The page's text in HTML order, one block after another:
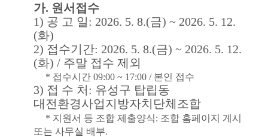
가. 원서접수
1) 공 고 일: 2026. 5. 8.(금) ~ 2026. 5. 12.
(화)
2) 접수기간: 2026. 5. 8.(금) ~ 2026. 5. 12.
(화) / 주말 접수 제외
* 접수시간 09:00 ~ 17:00 / 본인 접수
3) 접 수 처 : 유성구 탑립동
대전환경사업지방자치단체조합
* 지원서 등 조합 제출양식: 조합 홈페이지 게시
또는 사무실 배부.